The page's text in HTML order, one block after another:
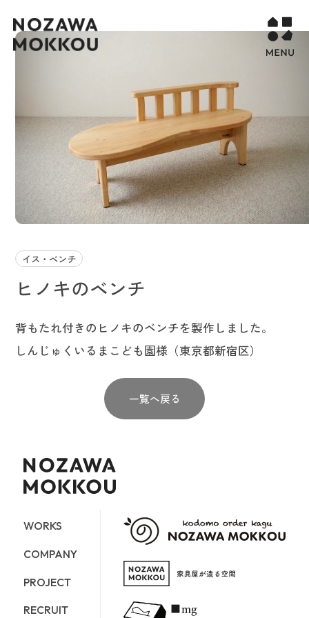
WORKS
COMPANY
CONTACT
STORY PAGEPROJECT
イス・ベンチ
ヒノキのベンチ
背もたれ付きのヒノキのベンチを製作しました。
しんじゅくいるまこども園様（東京都新宿区）
一覧へ戻る
WORKS
COMPANY
PROJECT
RECRUIT